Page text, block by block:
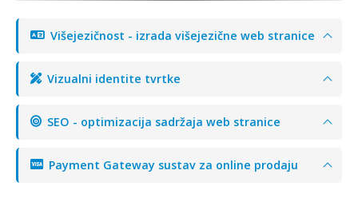
Višejezičnost - izrada višejezične web stranice
Vizualni identite tvrtke
SEO - optimizacija sadržaja web stranice
Payment Gateway sustav za online prodaju